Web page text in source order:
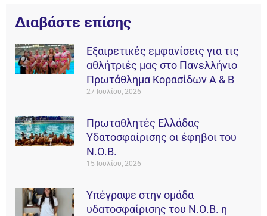
Διαβάστε επίσης
Εξαιρετικές εμφανίσεις για τις
αθλήτριές μας στο Πανελλήνιο
Πρωτάθλημα Κορασίδων Α & Β
27 Ιουλίου, 2026
Πρωταθλητές Ελλάδας
Υδατοσφαίρισης οι έφηβοι του
Ν.Ο.Β.
15 Ιουλίου, 2026
Υπέγραψε στην ομάδα
υδατοσφαίρισης του Ν.Ο.Β. η